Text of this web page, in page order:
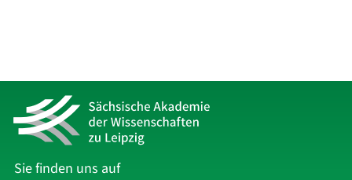
Sie finden uns auf